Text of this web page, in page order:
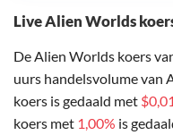
Live Alien Worlds
De Alien Worlds koers
uurs handelsvolume van
koers is gedaald met $0,01
koers met 1,00% is